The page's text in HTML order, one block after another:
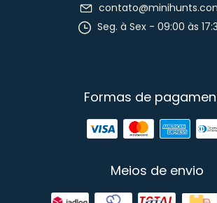
Seg. à Sex - 09:00 às
Formas de
Meios de envio